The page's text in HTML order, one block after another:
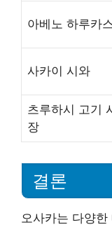
아베노 하루카
사카이 시와
츠루하시 고기
장
결론
오사카는 다양